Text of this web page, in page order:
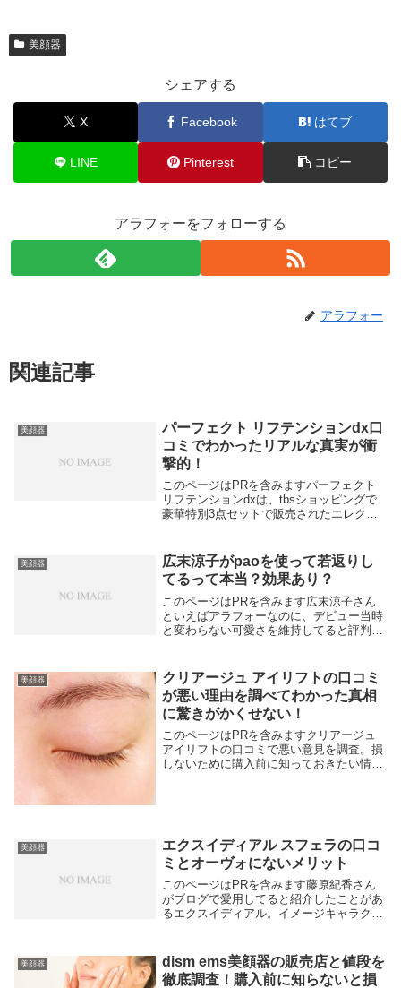
美顔器
シェアする
X Facebook はてブ
LINE Pinterest コピー
アラフォーをフォローする
アラフォー
関連記事
美顔器
パーフェクト リフテンションdx口
コミでわかったリアルな真実が衝
撃的！
このページはPRを含みますパーフェクト
リフテンションdxは、tbsショッピングで
豪華特別3点セットで販売されたエレクト
セットになって史上最安値でした。購入で
きたの...
美顔器
広末涼子がpaoを使って若返りし
てるって本当？効果あり？
このページはPRを含みます広末涼子さん
といえばアラフォーなのに、デビュー当時
と変わらない可愛さを維持してると評判で
なく今でもスッキリしていますね。3児の
母なのに...
美顔器
クリアージュ アイリフトの口コミ
が悪い理由を調べてわかった真相
に驚きがかくせない！
このページはPRを含みますクリアージュ
アイリフトの口コミで悪い意見を調査。損
しないために購入前に知っておきたい情報
美顔器
エクスイディアル スフェラの口コ
ミとオーヴォにないメリット
このページはPRを含みます藤原紀香さん
がブログで愛用してると紹介したことがあ
るエクスイディアル。イメージキャラクタ
【オーヴォ】と【スフェラ】です。オーヴ
ォもスフ...
美顔器
dism ems美顔器の販売店と値段を
徹底調査！購入前に知らないと損